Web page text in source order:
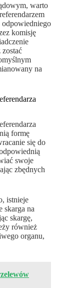
warto
odpowiedniego
komisję
zostać
na
formę
się do
swoje
zbędnych
istnieje
skarga na
skargę,
również
organu,